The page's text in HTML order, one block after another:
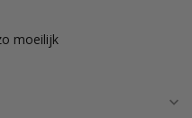
moeilijk